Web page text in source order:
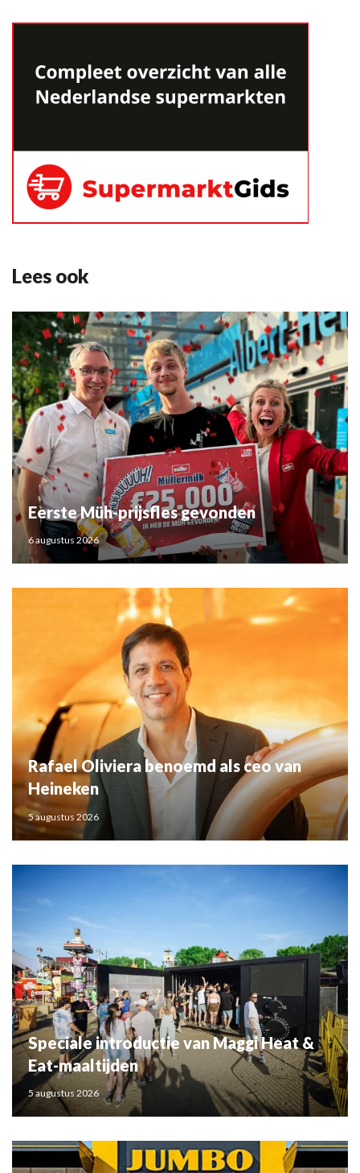
Lees ook
Eerste Müh-prijsfles gevonden
6 augustus 2026
Rafael Oliviera benoemd als ceo van
Heineken
5 augustus 2026
Speciale introductie van Maggi Heat &
Eat-maaltijden
5 augustus 2026